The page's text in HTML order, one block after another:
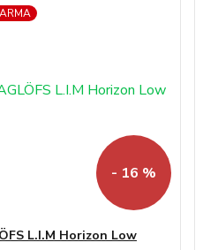
- 16 %
L.I.M Horizon Low